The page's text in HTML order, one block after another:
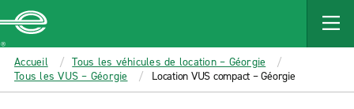
MAIN
CONTENT
Enterprise
Accueil
Tous les véhicules de location – Géorgie
Tous les VUS – Géorgie
Location VUS compact – Géorgie